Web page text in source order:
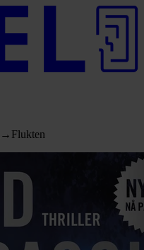
→ Flukten